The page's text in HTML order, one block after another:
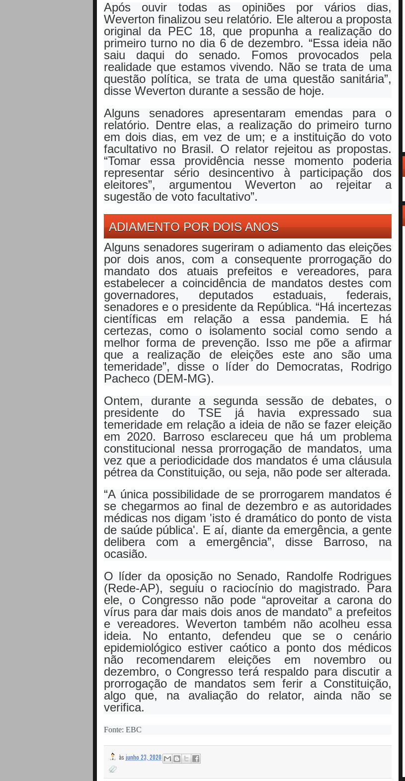
Após ouvir todas as opiniões por vários dias,
Weverton finalizou seu relatório. Ele alterou a proposta
original da PEC 18, que propunha a realização do
primeiro turno no dia 6 de dezembro. “Essa ideia não
saiu daqui do senado. Fomos provocados pela
realidade que estamos vivendo. Não se trata de uma
questão política, se trata de uma questão sanitária”,
disse Weverton durante a sessão de hoje.
Alguns senadores apresentaram emendas para o
relatório. Dentre elas, a realização do primeiro turno
em dois dias, em vez de um; e a instituição do voto
facultativo no Brasil. O relator rejeitou as propostas.
“Tomar essa providência nesse momento poderia
representar sério desincentivo à participação dos
eleitores”, argumentou Weverton ao rejeitar a
sugestão de voto facultativo”.
ADIAMENTO POR DOIS ANOS
Alguns senadores sugeriram o adiamento das eleições
por dois anos, com a consequente prorrogação do
mandato dos atuais prefeitos e vereadores, para
estabelecer a coincidência de mandatos destes com
governadores, deputados estaduais, federais,
senadores e o presidente da República. “Há incertezas
científicas em relação a essa pandemia. E há
certezas, como o isolamento social como sendo a
melhor forma de prevenção. Isso me põe a afirmar
que a realização de eleições este ano são uma
temeridade”, disse o líder do Democratas, Rodrigo
Pacheco (DEM-MG).
Ontem, durante a segunda sessão de debates, o
presidente do TSE já havia expressado sua
temeridade em relação a ideia de não se fazer eleição
em 2020. Barroso esclareceu que há um problema
constitucional nessa prorrogação de mandatos, uma
vez que a periodicidade dos mandatos é uma cláusula
pétrea da Constituição, ou seja, não pode ser alterada.
“A única possibilidade de se prorrogarem mandatos é
se chegarmos ao final de dezembro e as autoridades
médicas nos digam 'isto é dramático do ponto de vista
de saúde pública'. E aí, diante da emergência, a gente
delibera com a emergência”, disse Barroso, na
ocasião.
O líder da oposição no Senado, Randolfe Rodrigues
(Rede-AP), seguiu o raciocínio do magistrado. Para
ele, o Congresso não pode “aproveitar a carona do
vírus para dar mais dois anos de mandato” a prefeitos
e vereadores. Weverton também não acolheu essa
ideia. No entanto, defendeu que se o cenário
epidemiológico estiver caótico a ponto dos médicos
não recomendarem eleições em novembro ou
dezembro, o Congresso terá respaldo para discutir a
prorrogação de mandatos sem ferir a Constituição,
algo que, na avaliação do relator, ainda não se
verifica.
Fonte: EBC
às junho 23, 2020